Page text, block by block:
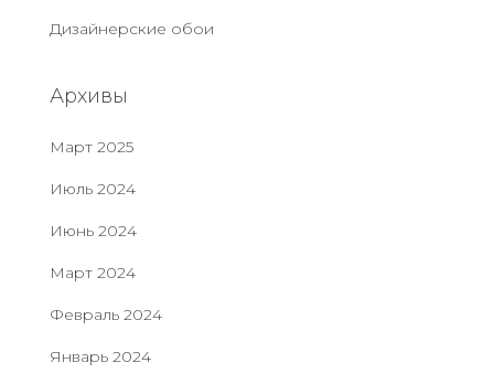
Дизайнерские обои
Архивы
Март 2025
Июль 2024
Июнь 2024
Март 2024
Февраль 2024
Январь 2024